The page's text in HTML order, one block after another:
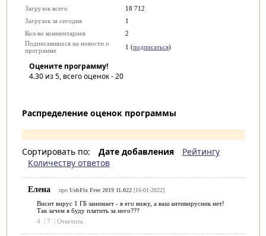
Загрузок всего
18 712
Загрузок за сегодня
1
Кол-во комментариев
2
Подписавшихся на новости о
программе
1 (подписаться)
Оцените программу!
4.30из 5, всего оценок -20
Распределение оценок программы
Сортировать по: Дате добавления
Рейтингу
Количеству ответов
Елена про UsbFix Free 2019 11.022[16-01-2022]
Висит вирус 1 ГБ занимает - я его вижу, а ваш антивирусник нет!
Так зачем я буду платить за него???
4 | 7 | Ответить